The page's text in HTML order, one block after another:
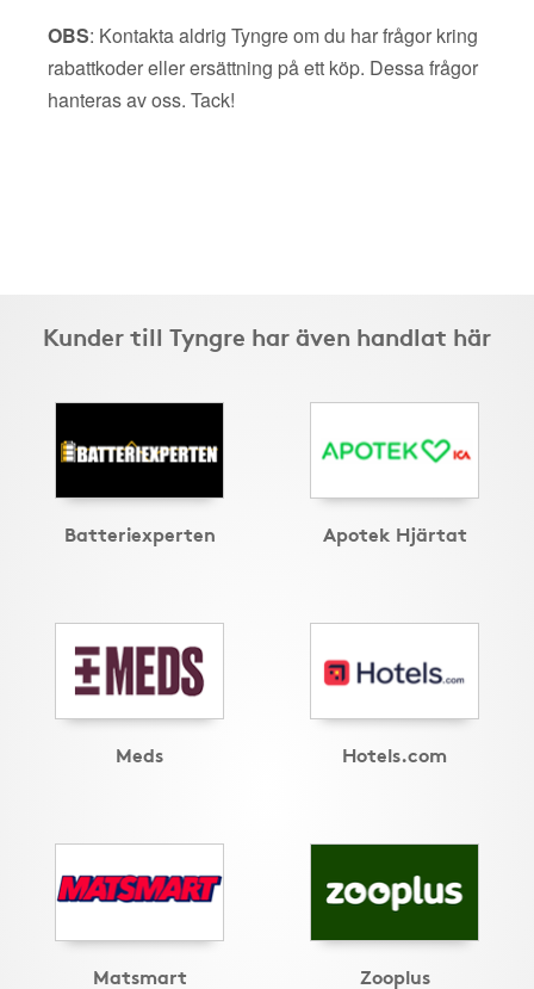
OBS: Kontakta aldrig Tyngre om du har frågor kring
rabattkoder eller ersättning på ett köp. Dessa frågor
hanteras av oss. Tack!
Kunder till Tyngre har även handlat här
Batteriexperten Apotek Hjärtat
Meds Hotels.com
Matsmart Zooplus